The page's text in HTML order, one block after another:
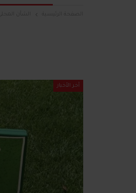
الصفحة الرئيسية الشأن المحلي
آخر الأخبار